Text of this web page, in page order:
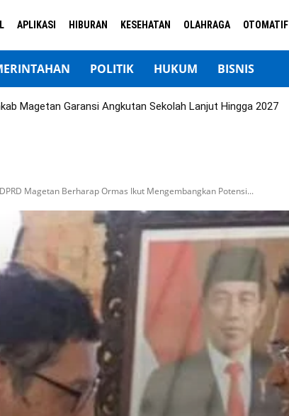
APLIKASI HIBURAN KESEHATAN OLAHRAGA OTOMATIF
POLITIK HUKUM BISNIS
Magetan Garansi Angkutan Sekolah Lanjut Hingga 2027
Magetan Berharap Ormas Ikut Mengembangkan Potensi...